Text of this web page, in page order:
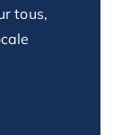
tous,